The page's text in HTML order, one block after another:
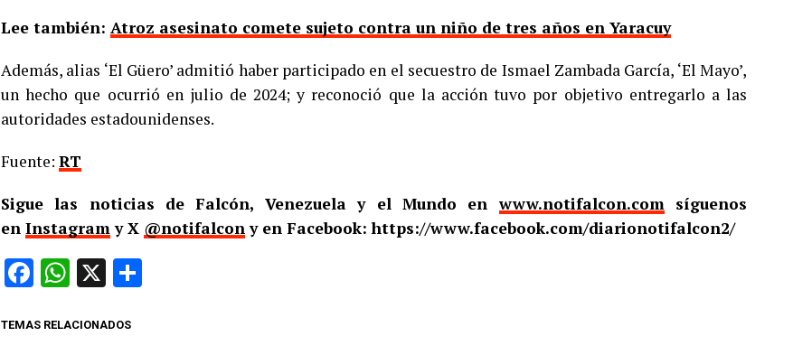
Lee también: Atroz asesinato comete sujeto contra un niño de tres años en Yaracuy
Además, alias ‘El Güero’ admitió haber participado en el secuestro de Ismael Zambada García, ‘El Mayo’,
un hecho que ocurrió en julio de 2024; y reconoció que la acción tuvo por objetivo entregarlo a las
autoridades estadounidenses.
Fuente: RT
Sigue las noticias de Falcón, Venezuela y el Mundo enwww.notifalcon.comsíguenos
en Instagramy X @notifalcony en Facebook: https://www.facebook.com/diarionotifalcon2/
Facebook
WhatsApp
X
TEMAS RELACIONADOS